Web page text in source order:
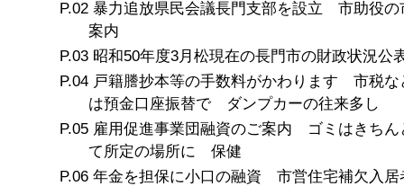
暴力追放県民会議長門支部を設立 市助役の
案内
昭和50年度3月松現在の長門市の財政状況公
戸籍謄抄本等の手数料がかわります 市税な
は預金口座振替で ダンプカーの往来多し
雇用促進事業団融資のご案内 ゴミはきちん
て所定の場所に 保健
年金を担保に小口の融資 市営住宅補欠入